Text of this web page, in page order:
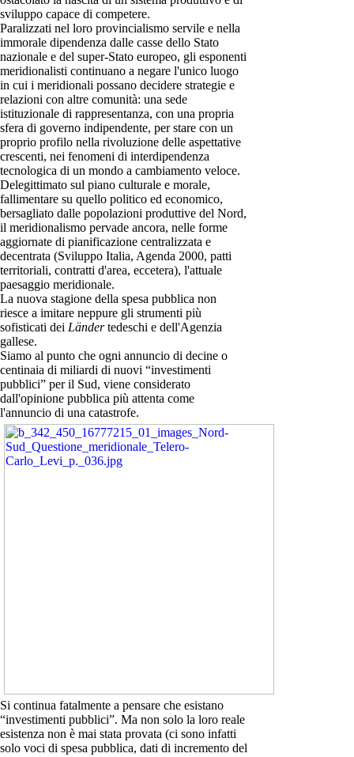
sviluppo capace di competere.
Paralizzati nel loro provincialismo servile e nella
immorale dipendenza dalle casse dello Stato
nazionale e del super-Stato europeo, gli esponenti
meridionalisti continuano a negare l'unico luogo
in cui i meridionali possano decidere strategie e
relazioni con altre comunità: una sede
istituzionale di rappresentanza, con una propria
sfera di governo indipendente, per stare con un
proprio profilo nella rivoluzione delle aspettative
crescenti, nei fenomeni di interdipendenza
tecnologica di un mondo a cambiamento veloce.
Delegittimato sul piano culturale e morale,
fallimentare su quello politico ed economico,
bersagliato dalle popolazioni produttive del Nord,
il meridionalismo pervade ancora, nelle forme
aggiornate di pianificazione centralizzata e
decentrata (Sviluppo Italia, Agenda 2000, patti
territoriali, contratti d'area, eccetera), l'attuale
paesaggio meridionale.
La nuova stagione della spesa pubblica non
riesce a imitare neppure gli strumenti più
sofisticati dei Ländertedeschi e dell'Agenzia
gallese.
Siamo al punto che ogni annuncio di decine o
centinaia di miliardi di nuovi “investimenti
pubblici” per il Sud, viene considerato
dall'opinione pubblica più attenta come
l'annuncio di una catastrofe.
Si continua fatalmente a pensare che esistano
“investimenti pubblici”. Ma non solo la loro reale
esistenza non è mai stata provata (ci sono infatti
solo voci di spesa pubblica, dati di incremento del